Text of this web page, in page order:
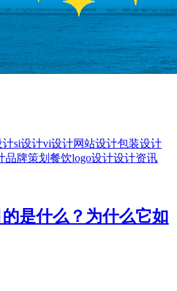
计si设计vi设计网站设计包装设计
品牌策划 餐饮logo设计设计资讯
是什么？为什么它如